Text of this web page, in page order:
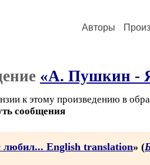
Авторы
«А. Пушкин -
к этому произведению в
сообщения
English translation» (